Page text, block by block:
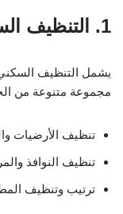
1. التنظيف السكني
يشمل التنظيف
مجموعة متنوعة من
تنظيف الأرضيات
تنظيف النوافذ
ترتيب وتنظيف